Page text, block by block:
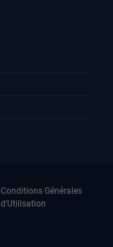
Conditions Générales
d'Utilisation